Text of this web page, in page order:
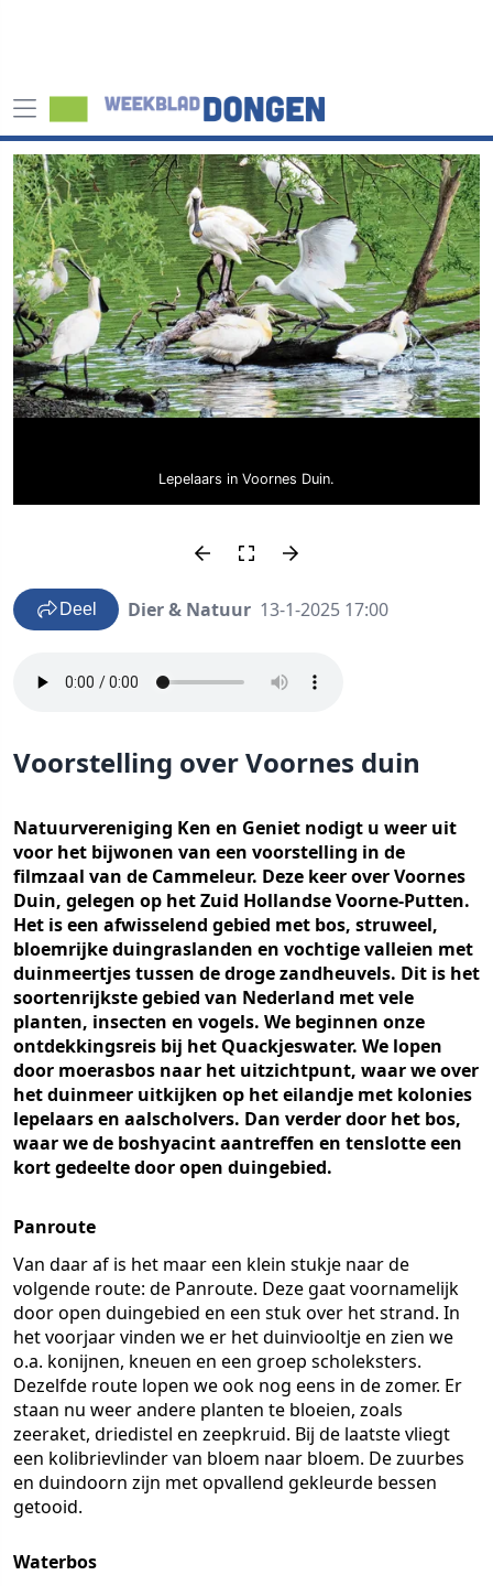
Lepelaars in Voornes Duin.
Deel Dier & Natuur 13-1-2025 17:00
Voorstelling over Voornes duin
Natuurvereniging Ken en Geniet nodigt u weer uit
voor het bijwonen van een voorstelling in de
filmzaal van de Cammeleur. Deze keer over Voornes
Duin, gelegen op het Zuid Hollandse Voorne-Putten.
Het is een afwisselend gebied met bos, struweel,
bloemrijke duingraslanden en vochtige valleien met
duinmeertjes tussen de droge zandheuvels. Dit is het
soortenrijkste gebied van Nederland met vele
planten, insecten en vogels. We beginnen onze
ontdekkingsreis bij het Quackjeswater. We lopen
door moerasbos naar het uitzichtpunt, waar we over
het duinmeer uitkijken op het eilandje met kolonies
lepelaars en aalscholvers. Dan verder door het bos,
waar we de boshyacint aantreffen en tenslotte een
kort gedeelte door open duingebied.
Panroute
Van daar af is het maar een klein stukje naar de
volgende route: de Panroute. Deze gaat voornamelijk
door open duingebied en een stuk over het strand. In
het voorjaar vinden we er het duinviooltje en zien we
o.a. konijnen, kneuen en een groep scholeksters.
Dezelfde route lopen we ook nog eens in de zomer. Er
staan nu weer andere planten te bloeien, zoals
zeeraket, driedistel en zeepkruid. Bij de laatste vliegt
een kolibrievlinder van bloem naar bloem. De zuurbes
en duindoorn zijn met opvallend gekleurde bessen
getooid.
Waterbos